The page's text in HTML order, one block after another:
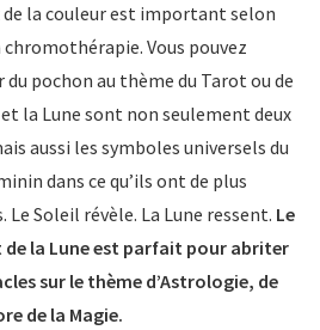
de la couleur est important selon
Vous pouvez
pochon au thème du Tarot ou de
et la Lune sont non seulement deux
aussi les symboles universels du
dans ce qu’ils ont de plus
Soleil révèle. La Lune ressent. Le
la Lune est parfait pour abriter
sur le thème d’Astrologie, de
de la Magie.